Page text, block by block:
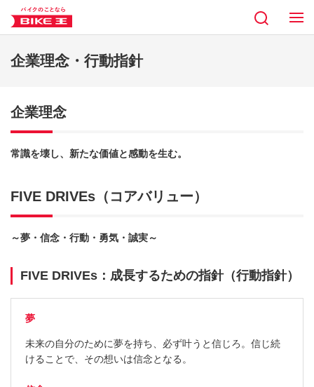
企業理念・行動指針
企業理念
常識を壊し、新たな価値と感動を生む。
FIVE DRIVEs（コアバリュー）
～夢・信念・行動・勇気・誠実～
FIVE DRIVEs：成長するための指針（行動指針）
夢
未来の自分のために夢を持ち、必ず叶うと信じろ。信じ続
けることで、その想いは信念となる。